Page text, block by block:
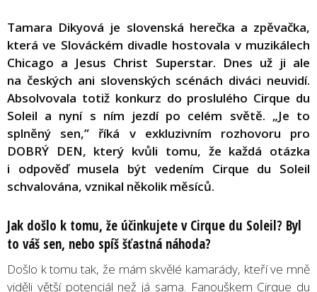
Tamara Dikyová je slovenská herečka a zpěvačka,
která ve Slováckém divadle hostovala v muzikálech
Chicago a Jesus Christ Superstar. Dnes už ji ale
na českých ani slovenských scénách diváci neuvidí.
Absolvovala totiž konkurz do proslulého Cirque du
Soleil a nyní s ním jezdí po celém světě. „Je to
splněný sen,” říká v exkluzivním rozhovoru pro
DOBRÝ DEN, který kvůli tomu, že každá otázka
i odpověď musela být vedením Cirque du Soleil
schvalována, vznikal několik měsíců.
Jak došlo k tomu, že účinkujete v Cirque du Soleil? Byl
to váš sen, nebo spíš šťastná náhoda?
Došlo k tomu tak, že mám skvělé kamarády, kteří ve mně
viděli větší potenciál než já sama. Fanouškem Cirque du